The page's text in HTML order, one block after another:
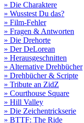
» Die Charaktere
» Wusstest Du das?
» Film-Fehler
» Fragen & Antworten
» Die Drehorte
» Der DeLorean
» Herausgeschnitten
» Alternative Drehbücher
» Drehbücher & Scripte
» Tribute an ZidZ
» Courthouse Square
» Hill Valley
» Die Zeichentrickserie
» BTTF: The Ride